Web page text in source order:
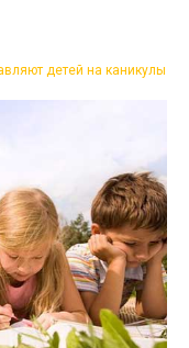
детей на каникулы